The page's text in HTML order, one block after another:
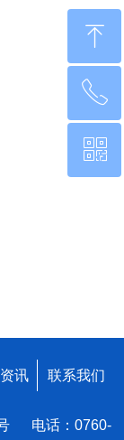
讯 联系我们
号 电话：0760-
ꁸ
回到顶部
ꂅ
0760-22220651
ꀥ